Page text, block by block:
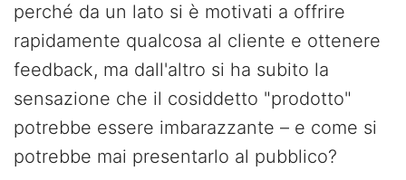
perché da un lato si è motivati a offrire
rapidamente qualcosa al cliente e ottenere
feedback, ma dall'altro si ha subito la
sensazione che il cosiddetto "prodotto"
potrebbe essere imbarazzante – e come si
potrebbe mai presentarlo al pubblico?